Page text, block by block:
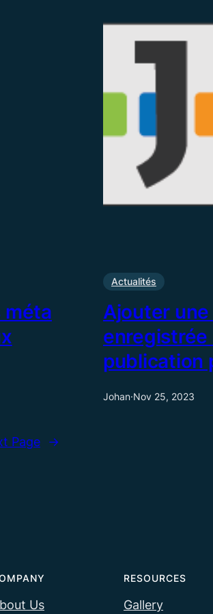
méta
Actualités
Ajouter
enregistrée
publication
Johan·Nov 25, 2023
Page →
Us
RESOURCES
Gallery